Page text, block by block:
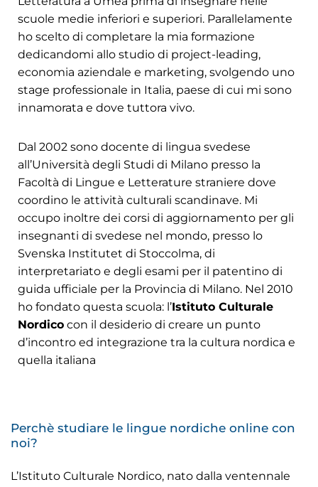
scuole medie inferiori e superiori. Parallelamente
ho scelto di completare la mia formazione
dedicandomi allo studio di project-leading,
economia aziendale e marketing, svolgendo uno
stage professionale in Italia, paese di cui mi sono
innamorata e dove tuttora vivo.
Dal 2002 sono docente di lingua svedese
all’Università degli Studi di Milano presso la
Facoltà di Lingue e Letterature straniere dove
coordino le attività culturali scandinave. Mi
occupo inoltre dei corsi di aggiornamento per gli
insegnanti di svedese nel mondo, presso lo
Svenska Institutet di Stoccolma, di
interpretariato e degli esami per il patentino di
guida ufficiale per la Provincia di Milano. Nel 2010
ho fondato questa scuola: l’Istituto Culturale
Nordico con il desiderio di creare un punto
d’incontro ed integrazione tra la cultura nordica e
quella italiana
Perchè studiare le lingue nordiche online con
noi?
L’Istituto Culturale Nordico, nato dalla ventennale